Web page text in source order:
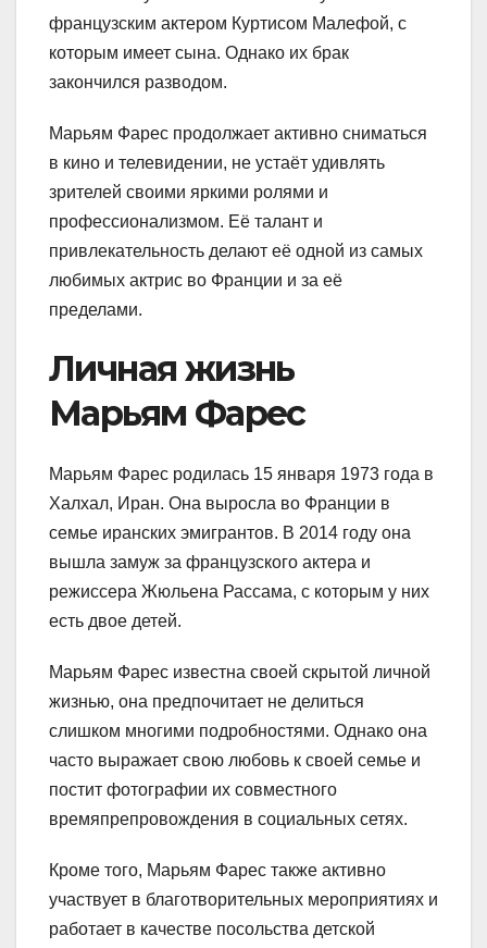
французским актером Куртисом Малефой, с
которым имеет сына. Однако их брак
закончился разводом.
Марьям Фарес продолжает активно сниматься
в кино и телевидении, не устаёт удивлять
зрителей своими яркими ролями и
профессионализмом. Её талант и
привлекательность делают её одной из самых
любимых актрис во Франции и за её
пределами.
Личная жизнь
Марьям Фарес
Марьям Фарес родилась 15 января 1973 года в
Халхал, Иран. Она выросла во Франции в
семье иранских эмигрантов. В 2014 году она
вышла замуж за французского актера и
режиссера Жюльена Рассама, с которым у них
есть двое детей.
Марьям Фарес известна своей скрытой личной
жизнью, она предпочитает не делиться
слишком многими подробностями. Однако она
часто выражает свою любовь к своей семье и
постит фотографии их совместного
времяпрепровождения в социальных сетях.
Кроме того, Марьям Фарес также активно
участвует в благотворительных мероприятиях и
работает в качестве посольства детской